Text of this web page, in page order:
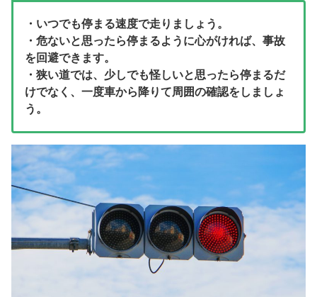
・いつでも停まる速度で走りましょう。
・危ないと思ったら停まるように心がければ、事故
を回避できます。
・狭い道では、少しでも怪しいと思ったら停まるだ
けでなく、一度車から降りて周囲の確認をしましょ
う。